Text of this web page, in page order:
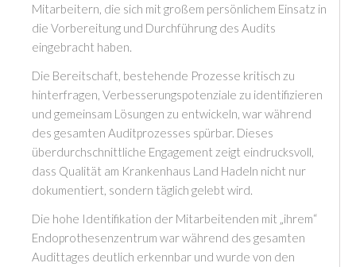
Mitarbeitern, die sich mit großem persönlichem Einsatz in
die Vorbereitung und Durchführung des Audits
eingebracht haben.
Die Bereitschaft, bestehende Prozesse kritisch zu
hinterfragen, Verbesserungspotenziale zu identifizieren
und gemeinsam Lösungen zu entwickeln, war während
des gesamten Auditprozesses spürbar. Dieses
überdurchschnittliche Engagement zeigt eindrucksvoll,
dass Qualität am Krankenhaus Land Hadeln nicht nur
dokumentiert, sondern täglich gelebt wird.
Die hohe Identifikation der Mitarbeitenden mit „ihrem“
Endoprothesenzentrum war während des gesamten
Audittages deutlich erkennbar und wurde von den